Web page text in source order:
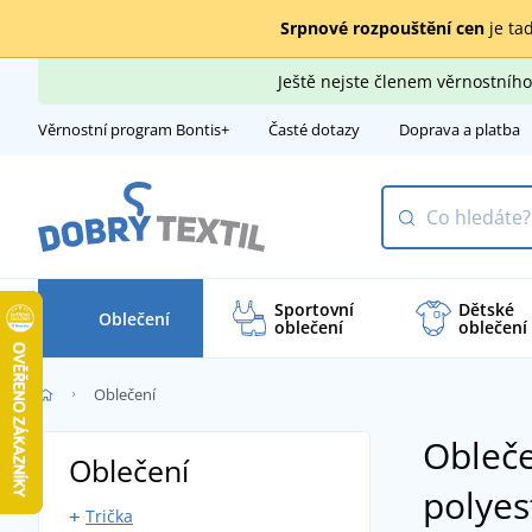
Srpnové rozpouštění cenje
Ještě nejste členem
Věrnostní program Bontis+ Časté dotazy Doprava a platba
Oblečení Sportovní
oblečení
Dětské
oblečení
Oblečení
Oblečení
Trička